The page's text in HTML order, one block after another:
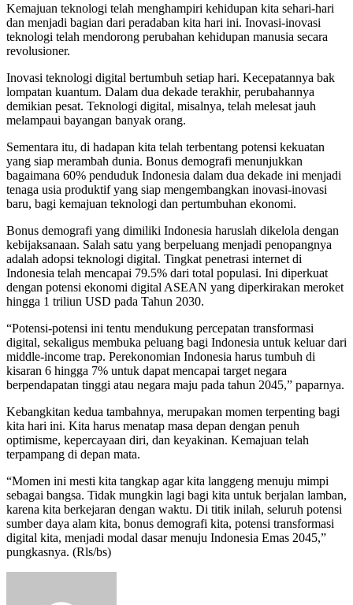
Kemajuan teknologi telah menghampiri kehidupan kita sehari-hari
dan menjadi bagian dari peradaban kita hari ini. Inovasi-inovasi
teknologi telah mendorong perubahan kehidupan manusia secara
revolusioner.
Inovasi teknologi digital bertumbuh setiap hari. Kecepatannya bak
lompatan kuantum. Dalam dua dekade terakhir, perubahannya
demikian pesat. Teknologi digital, misalnya, telah melesat jauh
melampaui bayangan banyak orang.
Sementara itu, di hadapan kita telah terbentang potensi kekuatan
yang siap merambah dunia. Bonus demografi menunjukkan
bagaimana 60% penduduk Indonesia dalam dua dekade ini menjadi
tenaga usia produktif yang siap mengembangkan inovasi-inovasi
baru, bagi kemajuan teknologi dan pertumbuhan ekonomi.
Bonus demografi yang dimiliki Indonesia haruslah dikelola dengan
kebijaksanaan. Salah satu yang berpeluang menjadi penopangnya
adalah adopsi teknologi digital. Tingkat penetrasi internet di
Indonesia telah mencapai 79.5% dari total populasi. Ini diperkuat
dengan potensi ekonomi digital ASEAN yang diperkirakan meroket
hingga 1 triliun USD pada Tahun 2030.
“Potensi-potensi ini tentu mendukung percepatan transformasi
digital, sekaligus membuka peluang bagi Indonesia untuk keluar dari
middle-income trap. Perekonomian Indonesia harus tumbuh di
kisaran 6 hingga 7% untuk dapat mencapai target negara
berpendapatan tinggi atau negara maju pada tahun 2045,” paparnya.
Kebangkitan kedua tambahnya, merupakan momen terpenting bagi
kita hari ini. Kita harus menatap masa depan dengan penuh
optimisme, kepercayaan diri, dan keyakinan. Kemajuan telah
terpampang di depan mata.
“Momen ini mesti kita tangkap agar kita langgeng menuju mimpi
sebagai bangsa. Tidak mungkin lagi bagi kita untuk berjalan lamban,
karena kita berkejaran dengan waktu. Di titik inilah, seluruh potensi
sumber daya alam kita, bonus demografi kita, potensi transformasi
digital kita, menjadi modal dasar menuju Indonesia Emas 2045,”
pungkasnya. (Rls/bs)